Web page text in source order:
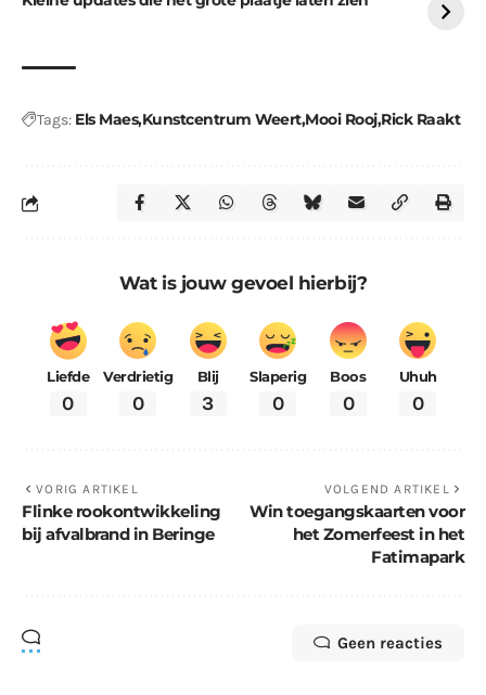
Tags: Els MaesKunstcentrum WeertMooi RoojRick Raakt
Wat is jouw gevoel hierbij?
Liefde
0
Verdrietig
0
Blij
3
Slaperig
0
Boos
0
Uhuh
0
VORIG ARTIKEL
Flinke rookontwikkeling
bij afvalbrand in Beringe
VOLGEND ARTIKEL
Win toegangskaarten voor
het Zomerfeest in het
Fatimapark
Geen reacties